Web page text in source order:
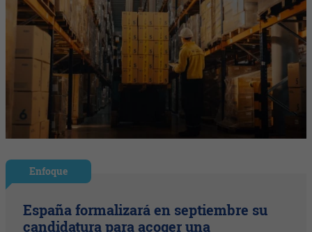
Enfoque
España formalizará en septiembre su
candidatura para acoger una